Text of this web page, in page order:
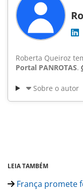
Roberta Queiroz
Portal PANROTAS.
Sobre o autor
LEIA TAMBÉM
França promete